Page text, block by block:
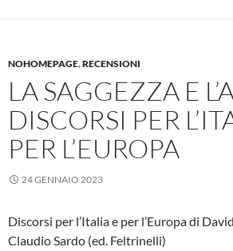
NOHOMEPAGE,RECENSIONI
LA SAGGEZZA E
DISCORSI PER
PER L’EUROPA
24 GENNAIO 2023
Discorsi per l’Italia e per l’Europa di
Claudio Sardo (ed. Feltrinelli)